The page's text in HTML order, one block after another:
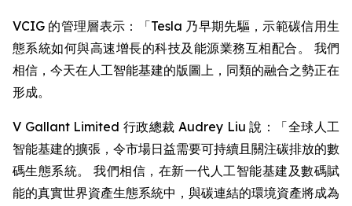
VCIG 的管理層表示：「Tesla 乃早期先驅，示範碳信用生
態系統如何與高速增長的科技及能源業務互相配合。 我們
相信，今天在人工智能基建的版圖上，同類的融合之勢正在
形成。
V Gallant Limited 行政總裁 Audrey Liu 說：「全球人工
智能基建的擴張，令市場日益需要可持續且關注碳排放的數
碼生態系統。 我們相信，在新一代人工智能基建及數碼賦
能的真實世界資產生態系統中，與碳連結的環境資產將成為